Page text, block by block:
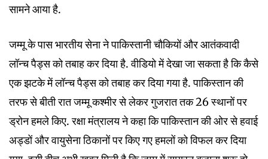
सामने आया है.
जम्मू के पास भारतीय सेना ने पाकिस्तानी चौकियों और आतंकवादी
लॉन्च पैड्स को तबाह कर दिया है. वीडियो में देखा जा सकता है कि कैसे
एक झटके में लॉन्च पैड्स को तबाह कर दिया गया है. पाकिस्तान की
तरफ से बीती रात जम्मू कश्मीर से लेकर गुजरात तक 26 स्थानों पर
ड्रोन हमले किए. रक्षा मंत्रालय ने कहा कि पाकिस्तान की ओर से हवाई
अड्डों और वायुसेना ठिकानों पर किए गए हमलों को विफल कर दिया